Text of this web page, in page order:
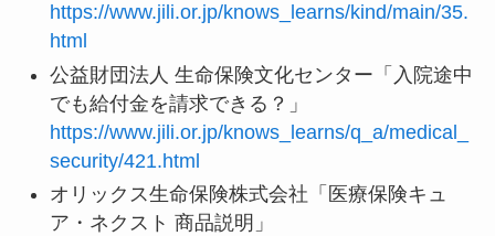
https://www.jili.or.jp/knows_learns/kind/main/35.
html
公益財団法人 生命保険文化センター「入院途中
でも給付金を請求できる？」
https://www.jili.or.jp/knows_learns/q_a/medical_
security/421.html
オリックス生命保険株式会社「医療保険キュ
ア・ネクスト 商品説明」